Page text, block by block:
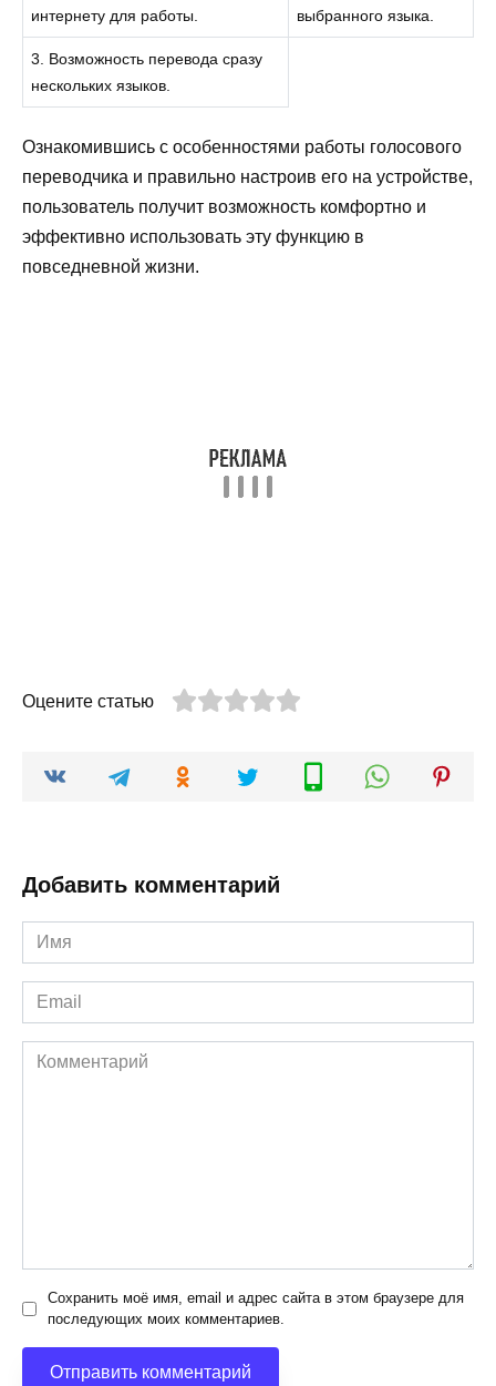
интернету для работы.
выбранного языка.
3. Возможность перевода сразу
нескольких языков.
Ознакомившись с особенностями работы голосового
переводчика и правильно настроив его на устройстве,
пользователь получит возможность комфортно и
эффективно использовать эту функцию в
повседневной жизни.
Оцените статью
Добавить комментарий
Имя
*
Email
*
Комментарий
Сохранить моё имя, email и адрес сайта в этом браузере для
последующих моих комментариев.